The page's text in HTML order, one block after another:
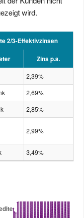
wird.
2/3-Effektivzinsen
Zins p.a.
2,39%
2,69%
2,85%
2,99%
3,49%